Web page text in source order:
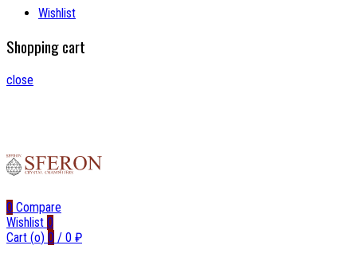
Wishlist
Shopping cart
close
0 Compare
Wishlist 0
Cart (o) 0 / 0 ₽